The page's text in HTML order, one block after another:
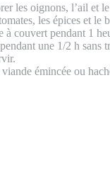
les oignons, l’ail et
les épices et
couvert pendant 1
une 1/2 h sans
émincée ou